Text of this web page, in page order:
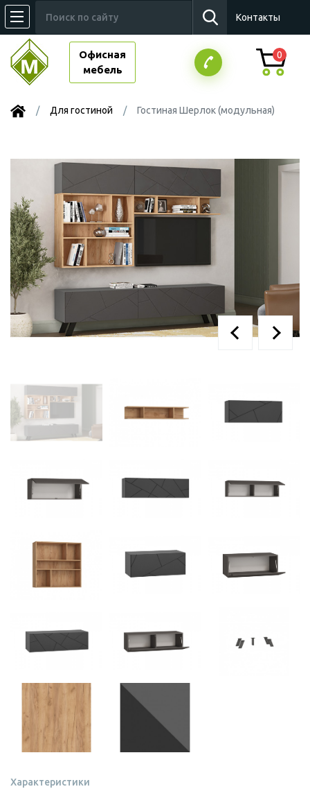
Контакты
Офисная
мебель
0
Для гостиной Гостиная Шерлок (модульная)
Характеристики